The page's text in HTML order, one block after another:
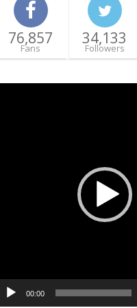
76,857
Fans
34,133
Followers
00:00